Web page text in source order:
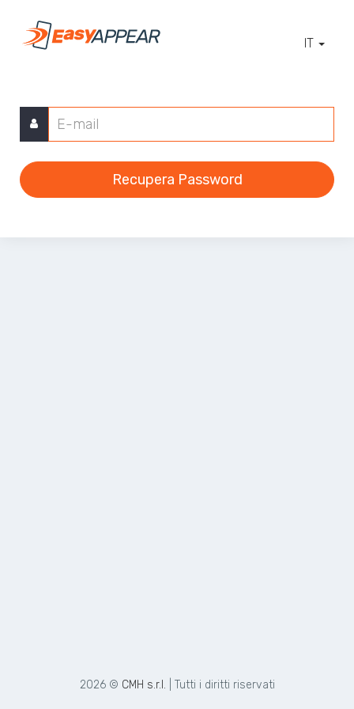
IT
Recupera Password
2026 © CMH s.r.l. | Tutti i diritti riservati